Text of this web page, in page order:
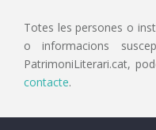
Totes les persones o
o informacions
PatrimoniLiterari.cat,
contacte.